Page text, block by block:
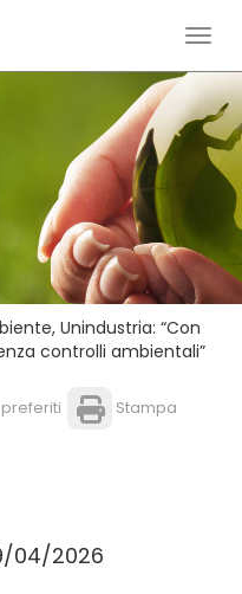
Unindustria: “Con
controlli ambientali”
Stampa
04/2026